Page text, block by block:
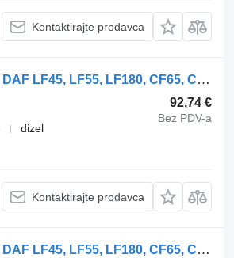
Kontaktirajte prodavca
WABCO CF75 (01.01-) 4802020050 glavni kocioni ventil za DAF LF45, LF55, LF180, CF65, CF75, CF85 (2001-) tegljača
92,74 €
Bez PDV-a
dizel
Kontaktirajte prodavca
WABCO CF75 (01.01-) 4802020050 glavni kocioni ventil za DAF LF45, LF55, LF180, CF65, CF75, CF85 (2001-) tegljača